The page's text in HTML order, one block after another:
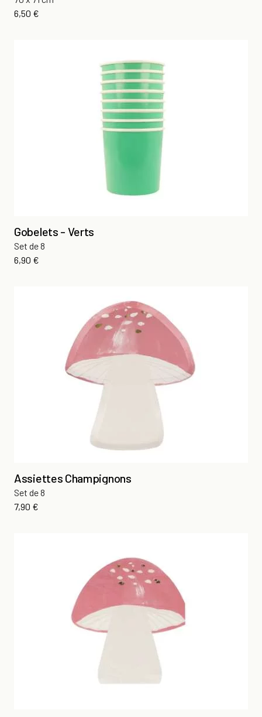
Prix
6,50 €
Gobelets - Verts
Set de 8
Prix
6,90 €
Assiettes Champignons
Set de 8
Prix
7,90 €